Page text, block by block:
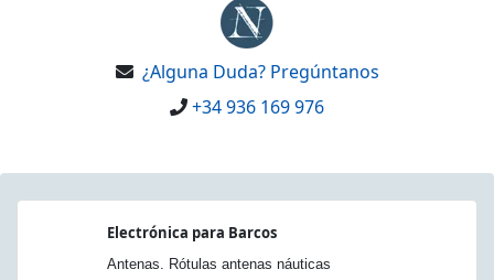
¿Alguna Duda? Pregúntanos
+34 936 169 976
Electrónica para Barcos
Antenas. Rótulas antenas náuticas